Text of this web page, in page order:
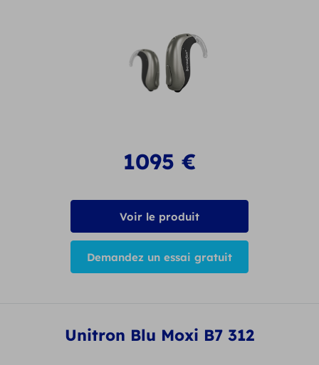
1095 €
Voir le produit
Demandez un essai gratuit
Unitron Blu Moxi B7 312